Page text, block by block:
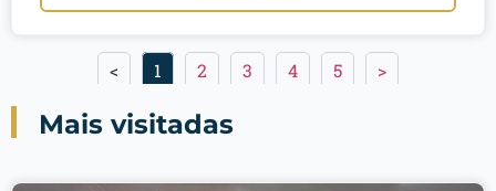
< 1 2 3 4 5 >
Mais visitadas